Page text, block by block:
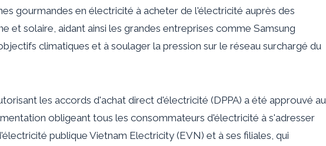
gourmandes en électricité à acheter de l'électricité auprès des
et solaire, aidant ainsi les grandes entreprises comme Samsung
climatiques et à soulager la pression sur le réseau surchargé du
les accords d'achat direct d'électricité (DPPA) a été approuvé au
obligeant tous les consommateurs d'électricité à s'adresser
publique Vietnam Electricity (EVN) et à ses filiales, qui